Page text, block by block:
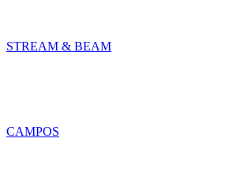
STREAM & BEAM
CAMPOS